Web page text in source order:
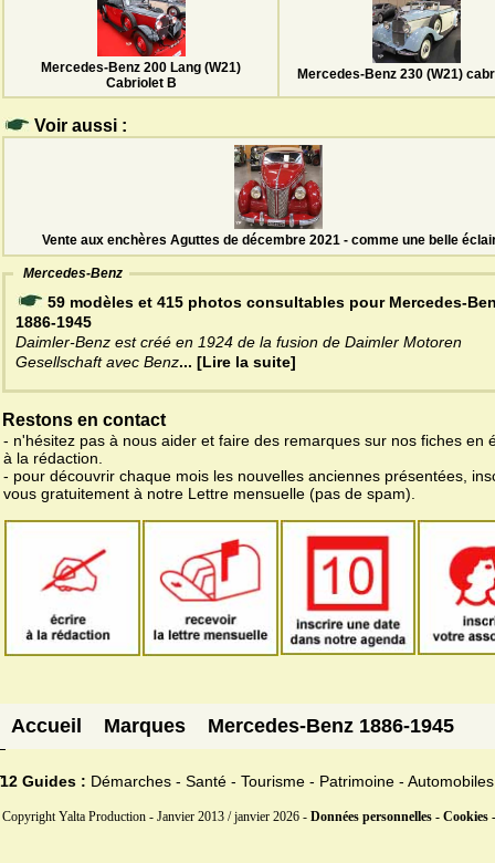
Mercedes-Benz 200 Lang (W21)
Cabriolet B
Mercedes-Benz 230 (W21)
Voir aussi :
Vente aux enchères Aguttes de décembre 2021 - comme une belle
Mercedes-Benz
59 modèles et 415 photos consultables pour Mercedes-
1886-1945
Daimler-Benz est créé en 1924 de la fusion de Daimler Motoren
Gesellschaft avec Benz... [Lire la suite]
Restons en contact
- n'hésitez pas à nous aider et faire des remarques sur nos fiches en
à la rédaction.
- pour découvrir chaque mois les nouvelles anciennes présentées,
vous gratuitement à notre Lettre mensuelle (pas de spam).
Accueil Marques Mercedes-Benz 1886-1945
12 Guides : Démarches - Santé - Tourisme - Patrimoine - Automobiles
Copyright Yalta Production - Janvier 2013 / janvier 2026 - Données personnelles - Cookies